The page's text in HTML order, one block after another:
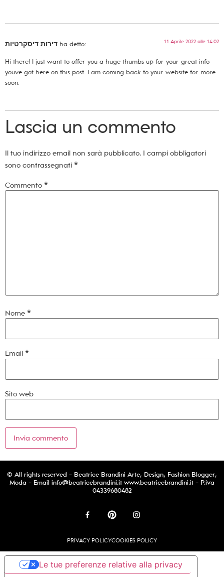
דירות דיסקרטיות ha detto: 11 Aprile 2022 alle 14:02
Hi there! I just want to offer you a huge thumbs up for your great info
youve got here on this post. I am coming back to your website for more
soon.
Lascia un commento
Il tuo indirizzo email non sarà pubblicato. I campi obbligatori
sono contrassegnati *
Commento *
Nome *
Email *
Sito web
© All rights reserved - Beatrice Brandini Arte, Design, Fashion Blogger,
Moda - Email info@beatricebrandini.it www.beatricebrandini.it - P.iva
04339680482
PRIVACY POLICYCOOKIES POLICY
Le tue preferenze relative alla privacy